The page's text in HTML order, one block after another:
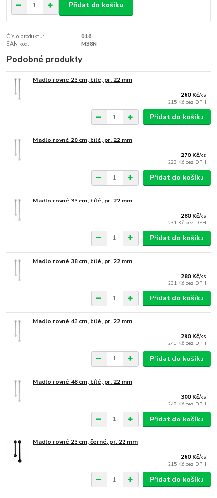
Přidat do košíku
Číslo produktu:
016
EAN kód:
M38N
Podobné produkty
Madlo rovné 23 cm, bílé, pr. 22 mm
260 Kč/ks
215 Kč bez DPH
Přidat do košíku
Madlo rovné 28 cm, bílé, pr. 22 mm
270 Kč/ks
223 Kč bez DPH
Přidat do košíku
Madlo rovné 33 cm, bílé, pr. 22 mm
280 Kč/ks
231 Kč bez DPH
Přidat do košíku
Madlo rovné 38 cm, bílé, pr. 22 mm
280 Kč/ks
231 Kč bez DPH
Přidat do košíku
Madlo rovné 43 cm, bílé, pr. 22 mm
290 Kč/ks
240 Kč bez DPH
Přidat do košíku
Madlo rovné 48 cm, bílé, pr. 22 mm
300 Kč/ks
248 Kč bez DPH
Přidat do košíku
Madlo rovné 23 cm, černé, pr. 22 mm
260 Kč/ks
215 Kč bez DPH
Přidat do košíku